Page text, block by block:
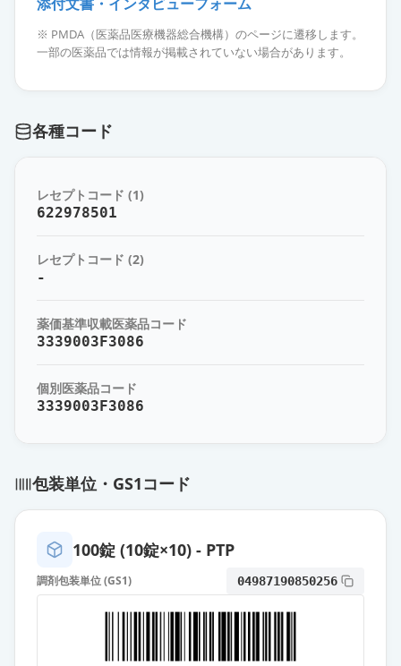
工」
薬価 143.00 円
通常出荷
イ」
リバーロキサバン錠10mg「バイエ
ル」
薬価 143.00 円
リバーロキサバンOD錠
10mg「JG」
薬価 143.00 円
エル」
リバーロキサバン錠10mg「サワ
イ」
薬価 143.00 円
通常出荷
317.60 円
※ PMDA（医薬品医療機器総合機構）のページに遷移します。
一部の医薬品では情報が掲載されていない場合があります。
各種コード
レセプトコード (1)
622978501
レセプトコード (2)
-
薬価基準収載医薬品コード
3339003F3086
個別医薬品コード
3339003F3086
包装単位・GS1コード
100錠 (10錠×10) - PTP
調剤包装単位 (GS1) 04987190850256